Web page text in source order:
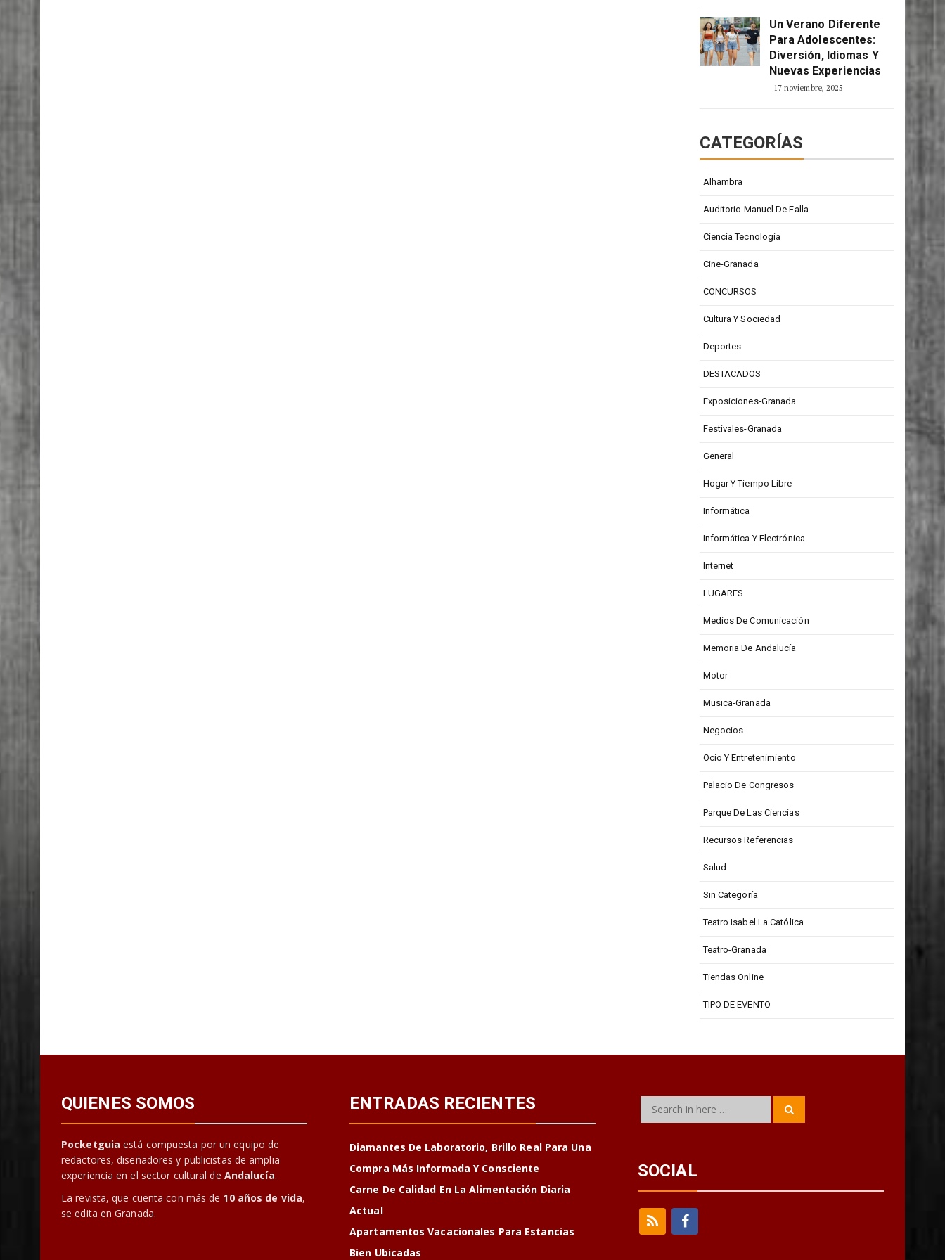
Un Verano Diferente
Para Adolescentes:
Diversión, Idiomas Y
Nuevas Experiencias
17 noviembre, 2025
CATEGORÍAS
Alhambra
Auditorio Manuel De Falla
Ciencia Tecnología
Cine-Granada
CONCURSOS
Cultura Y Sociedad
Deportes
DESTACADOS
Exposiciones-Granada
Festivales-Granada
General
Hogar Y Tiempo Libre
Informática
Informática Y Electrónica
Internet
LUGARES
Medios De Comunicación
Memoria De Andalucía
Motor
Musica-Granada
Negocios
Ocio Y Entretenimiento
Palacio De Congresos
Parque De Las Ciencias
Recursos Referencias
Salud
Sin Categoría
Teatro Isabel La Católica
Teatro-Granada
Tiendas Online
TIPO DE EVENTO
QUIENES SOMOS
Pocketguia está compuesta por un equipo de
redactores, diseñadores y publicistas de amplia
experiencia en el sector cultural de Andalucía.
La revista, que cuenta con más de 10 años de vida,
se edita en Granada.
ENTRADAS RECIENTES
Diamantes De Laboratorio, Brillo Real Para Una
Compra Más Informada Y Consciente
Carne De Calidad En La Alimentación Diaria
Actual
Apartamentos Vacacionales Para Estancias
Bien Ubicadas
Search
SOCIAL